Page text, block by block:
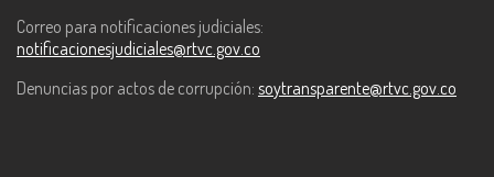
Correo para notificaciones judiciales:
notificacionesjudiciales@rtvc.gov.co
Denuncias por actos de corrupción: soytransparente@rtvc.gov.co